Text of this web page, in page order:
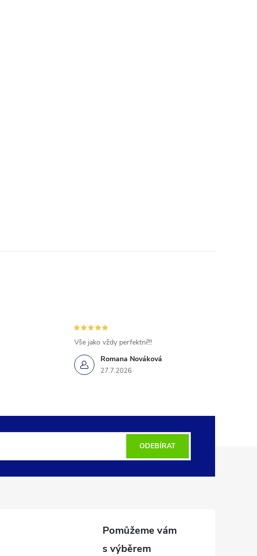
Romana Nováková
27.7.2026
Vše jako vždy perfektní!!!
ODEBÍRAT